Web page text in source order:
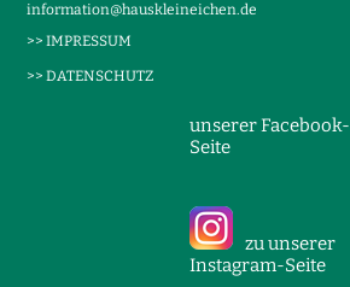
information@hauskleineichen.de
>> IMPRESSUM
>> DATENSCHUTZ
unserer Facebook-
Seite
zu unserer
Instagram-Seite